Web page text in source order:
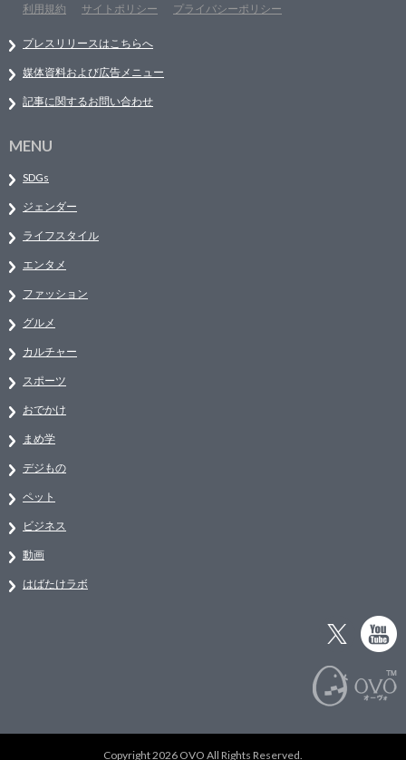
利用規約
サイトポリシー プライバシーポリシー
プレスリリースはこちらへ
媒体資料および広告メニュー
記事に関するお問い合わせ
MENU
SDGs
ジェンダー
ライフスタイル
エンタメ
ファッション
グルメ
カルチャー
スポーツ
おでかけ
まめ学
デジもの
ペット
ビジネス
動画
はばたけラボ
Copyright 2026 OVO All Rights Reserved.